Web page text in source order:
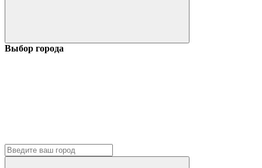
Выбор города